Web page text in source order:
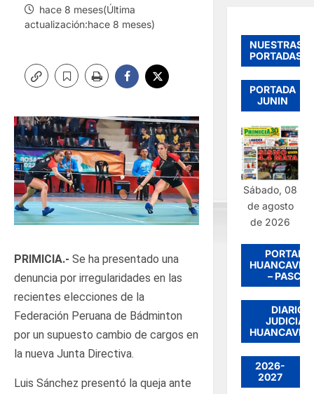
hace 8 meses(Última
actualización:hace 8 meses)
PRIMICIA.- Se ha presentado una
denuncia por irregularidades en las
recientes elecciones de la
Federación Peruana de Bádminton
por un supuesto cambio de cargos en
la nueva Junta Directiva.
Luis Sánchez presentó la queja ante
NUESTRAS
PORTADAS
PORTADA
JUNIN
Sábado, 08
de agosto
de 2026
PORTADA
– PASCO
DIARIO
JUDICIAL
2026-
2027